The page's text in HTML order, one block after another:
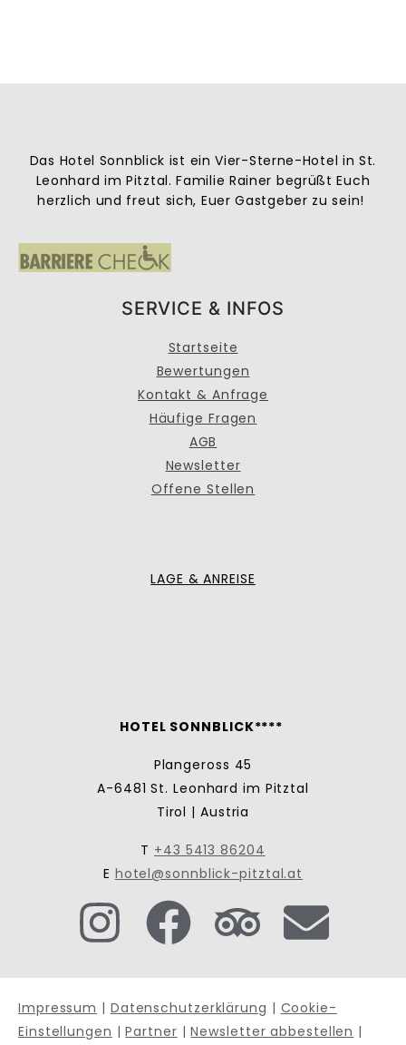
Das Hotel Sonnblick ist ein Vier-Sterne-Hotel in St.
Leonhard im Pitztal. Familie Rainer begrüßt Euch
herzlich und freut sich, Euer Gastgeber zu sein!
SERVICE & INFOS
Startseite
Bewertungen
Kontakt & Anfrage
Häufige Fragen
AGB
Newsletter
Offene Stellen
LAGE & ANREISE
HOTEL SONNBLICK****
Plangeross 45
A-6481 St. Leonhard im Pitztal
Tirol | Austria
T +43 5413 86204
E hotel@sonnblick-pitztal.at
Impressum | Datenschutzerklärung | Cookie-
Einstellungen |Partner |Newsletter abbestellen |